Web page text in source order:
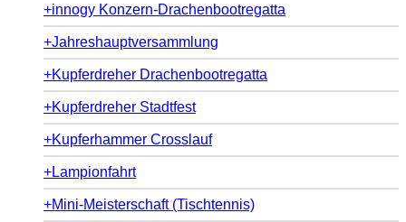
+innogy Konzern-Drachenbootregatta
+Jahreshauptversammlung
+Kupferdreher Drachenbootregatta
+Kupferdreher Stadtfest
+Kupferhammer Crosslauf
+Lampionfahrt
+Mini-Meisterschaft (Tischtennis)